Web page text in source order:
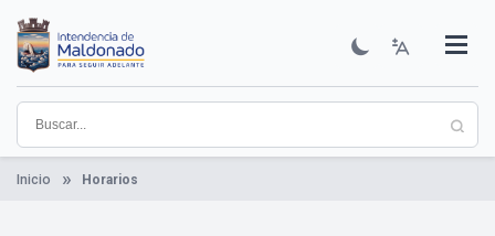
contenido
principal
Institucional
Municipios
Descubre Maldonado
Comunicación
Servicios
Guía De Trámites
Ver Noticias
Inicio Horarios